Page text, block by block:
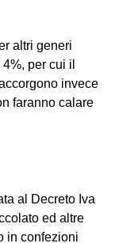
altri generi
per cui il
invece
faranno calare
al Decreto Iva
ed altre
in confezioni